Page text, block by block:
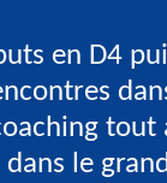
en D4
tout
le